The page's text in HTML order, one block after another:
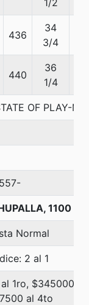
1/2
436
34
3/4
440
36
1/4
OF PLAY-MI
1100
Normal
2 al 1
al 1ro, $345000
al 4to